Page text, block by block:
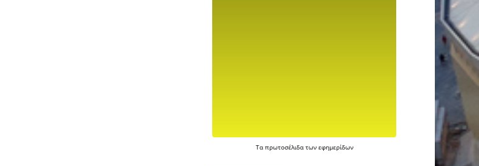
Τα πρωτοσέλιδα των εφημερίδων